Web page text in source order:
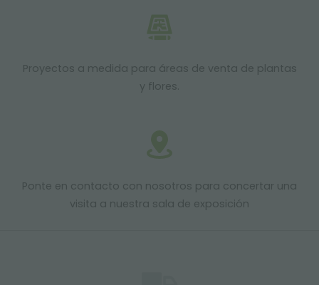
Proyectos a medida para áreas de venta de plantas
y flores.
Ponte en contacto con nosotros para concertar una
visita a nuestra sala de exposición